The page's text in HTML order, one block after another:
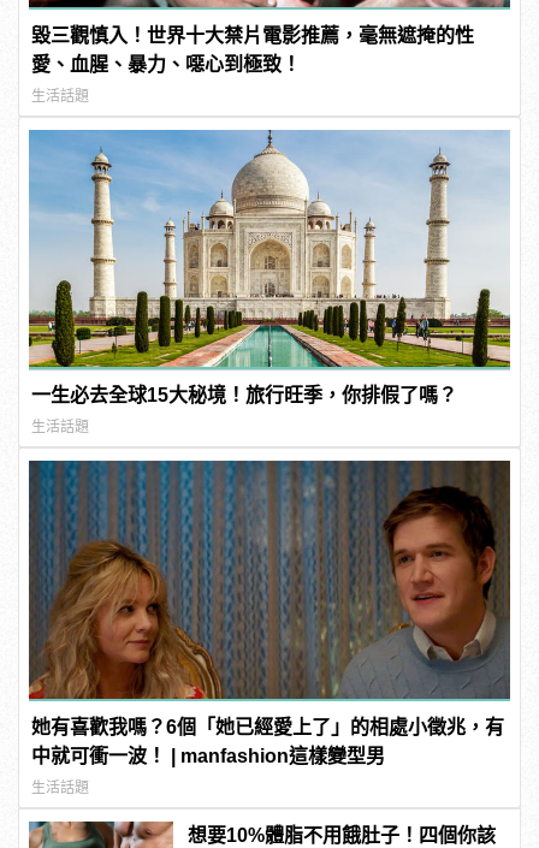
毀三觀慎入！世界十大禁片電影推薦，毫無遮掩的性
愛、血腥、暴力、噁心到極致！
生活話題
一生必去全球15大秘境！旅行旺季，你排假了嗎？
生活話題
她有喜歡我嗎？6個「她已經愛上了」的相處小徵兆，有
中就可衝一波！ | manfashion這樣變型男
生活話題
想要10%體脂不用餓肚子！四個你該